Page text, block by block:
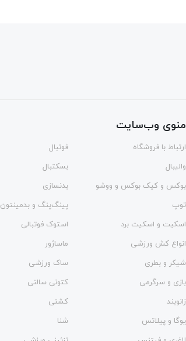
منوی وب‌سایت
ارتباط با فروشگاه
فوتبال
والیبال
بسکتبال
بوکس و کیک بوکس و ووشو
بدنسازی
توپ
پینگ‌پنگ و بدمينتون
اسکیت و اسکیت برد
استوک فوتبالی
انواع کش ورزشی
ماساژور
شیکر و بطری
ساک ورزشی
بازی و سرگرمی
کتونی سالنی
زانوبند
کشتی
یوگا و پیلاتس
شنا